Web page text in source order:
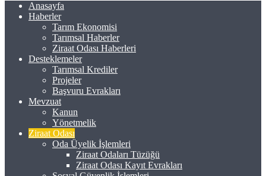
Anasayfa
Haberler
Tarım Ekonomisi
Tarımsal Haberler
Ziraat Odası Haberleri
Desteklemeler
Tarımsal Krediler
Projeler
Başvuru Evrakları
Mevzuat
Kanun
Yönetmelik
Ziraat Odası
Oda Üyelik İşlemleri
Ziraat Odaları Tüzüğü
Ziraat Odası Kayıt Evrakları